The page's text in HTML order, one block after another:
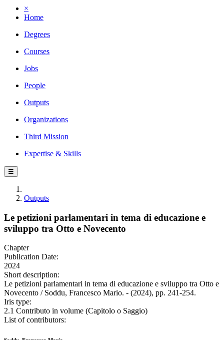
×
Home
Degrees
Courses
Jobs
People
Outputs
Organizations
Third Mission
Expertise & Skills
☰
Outputs
Le petizioni parlamentari in tema di educazione e
sviluppo tra Otto e Novecento
Chapter
Publication Date:
2024
Short description:
Le petizioni parlamentari in tema di educazione e sviluppo tra Otto e
Novecento / Soddu, Francesco Mario. - (2024), pp. 241-254.
Iris type:
2.1 Contributo in volume (Capitolo o Saggio)
List of contributors: